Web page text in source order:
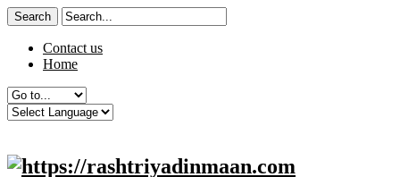
Contact us
Home